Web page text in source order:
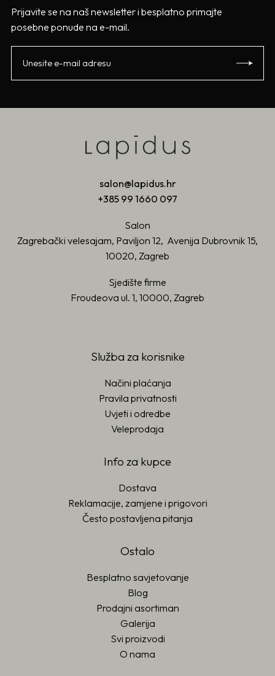
Prijavite se na naš newsletter i besplatno primajte
posebne ponude na e-mail.
salon@lapidus.hr
+385 99 1660 097
Salon
Zagrebački velesajam, Paviljon 12, Avenija Dubrovnik 15,
10020, Zagreb
Sjedište firme
Froudeova ul. 1, 10000, Zagreb
Služba za korisnike
Načini plaćanja
Pravila privatnosti
Uvjeti i odredbe
Veleprodaja
Info za kupce
Dostava
Reklamacije, zamjene i prigovori
Često postavljena pitanja
Ostalo
Besplatno savjetovanje
Blog
Prodajni asortiman
Galerija
Svi proizvodi
O nama